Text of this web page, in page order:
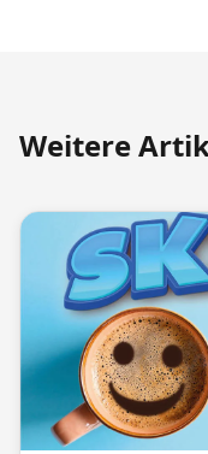
Weitere